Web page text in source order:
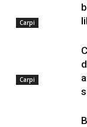
Carpi
Carpi